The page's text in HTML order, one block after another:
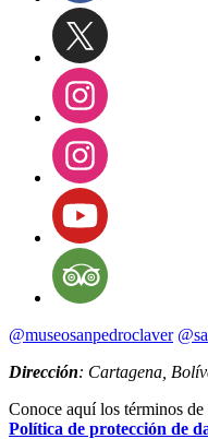
@museosanpedroclaver
Dirección: Cartagena,
Conoce aquí los términos de
Política de protección de